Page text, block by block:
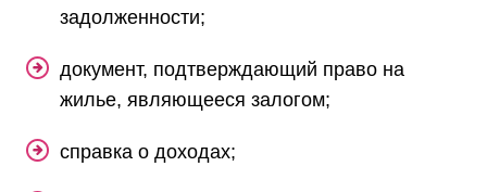
задолженности;
документ, подтверждающий право на
жилье, являющееся залогом;
справка о доходах;